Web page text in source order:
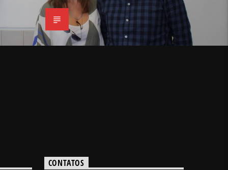
CONTATOS